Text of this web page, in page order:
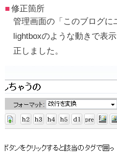
修正箇所
管理画面の「このブログに
lightboxのような動きで表
正しました。